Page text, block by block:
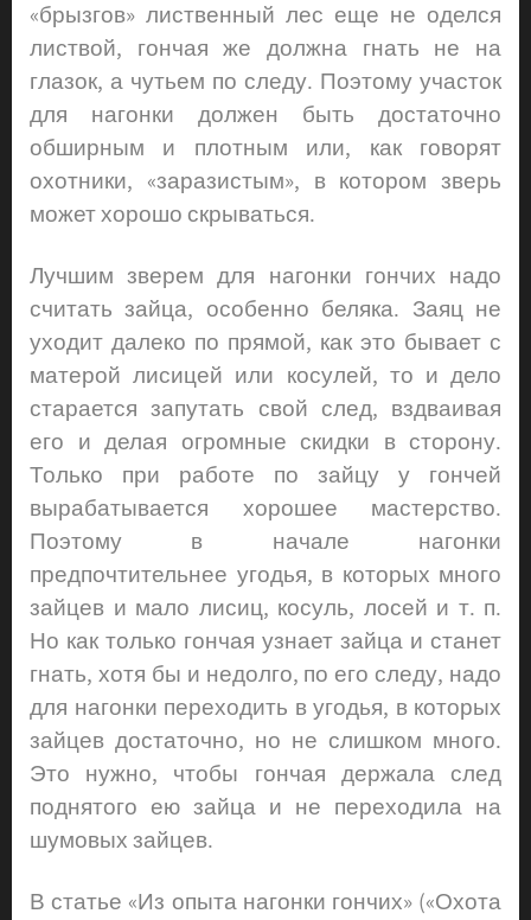
«брызгов» лиственный лес еще не оделся
листвой, гончая же должна гнать не на
глазок, а чутьем по следу. Поэтому участок
для нагонки должен быть достаточно
обширным и плотным или, как говорят
охотники, «заразистым», в котором зверь
может хорошо скрываться.
Лучшим зверем для нагонки гончих надо
считать зайца, особенно беляка. Заяц не
уходит далеко по прямой, как это бывает с
матерой лисицей или косулей, то и дело
старается запутать свой след, вздваивая
его и делая огромные скидки в сторону.
Только при работе по зайцу у гончей
вырабатывается хорошее мастерство.
Поэтому в начале нагонки
предпочтительнее угодья, в которых много
зайцев и мало лисиц, косуль, лосей и т. п.
Но как только гончая узнает зайца и станет
гнать, хотя бы и недолго, по его следу, надо
для нагонки переходить в угодья, в которых
зайцев достаточно, но не слишком много.
Это нужно, чтобы гончая держала след
поднятого ею зайца и не переходила на
шумовых зайцев.
В статье «Из опыта нагонки гончих» («Охота